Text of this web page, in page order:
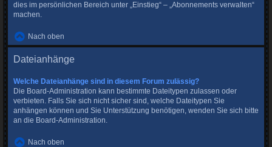
dies im persönlichen Bereich unter „Einstieg“ – „Abonnements verwalten“
machen.
Nach oben
Dateianhänge
Welche Dateianhänge sind in diesem Forum zulässig?
Die Board-Administration kann bestimmte Dateitypen zulassen oder
verbieten. Falls Sie sich nicht sicher sind, welche Dateitypen Sie
anhängen können und Sie Unterstützung benötigen, wenden Sie sich bitte
an die Board-Administration.
Nach oben